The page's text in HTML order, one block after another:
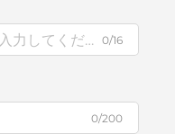
0/16
0/200